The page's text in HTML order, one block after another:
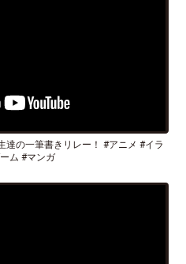
達の一筆書きリレー！ #アニメ #イラ
ム #マンガ